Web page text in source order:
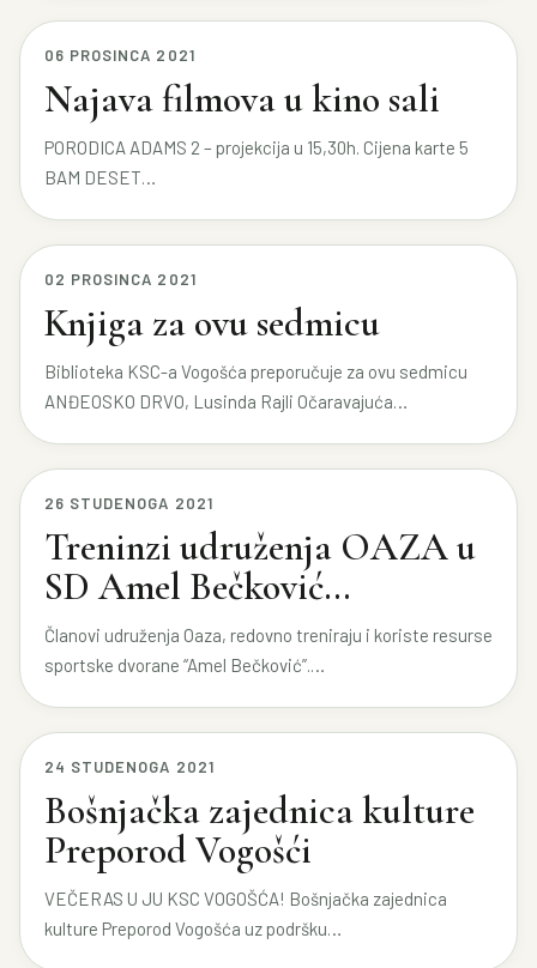
06 PROSINCA 2021
Najava filmova u kino sali
PORODICA ADAMS 2 – projekcija u 15,30h. Cijena karte 5
BAM DESET…
02 PROSINCA 2021
Knjiga za ovu sedmicu
Biblioteka KSC-a Vogošća preporučuje za ovu sedmicu
ANĐEOSKO DRVO, Lusinda Rajli Očaravajuća…
26 STUDENOGA 2021
Treninzi udruženja OAZA u
SD Amel Bečković…
Članovi udruženja Oaza, redovno treniraju i koriste resurse
sportske dvorane “Amel Bečković”.…
24 STUDENOGA 2021
Bošnjačka zajednica kulture
Preporod Vogošći
VEČERAS U JU KSC VOGOŠĆA! Bošnjačka zajednica
kulture Preporod Vogošća uz podršku…